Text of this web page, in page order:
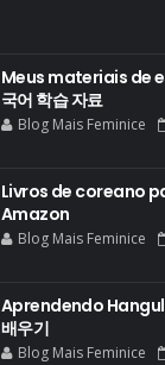
Meus materiais de
국어 학습 자료
Blog Mais Feminice
Livros de coreano
Amazon
Blog Mais Feminice
Aprendendo
배우기
Blog Mais Feminice